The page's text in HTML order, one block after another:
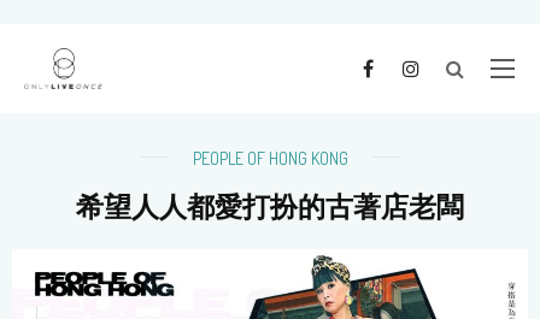
PEOPLE OF HONG KONG
希望人人都愛打扮的古著店老闆